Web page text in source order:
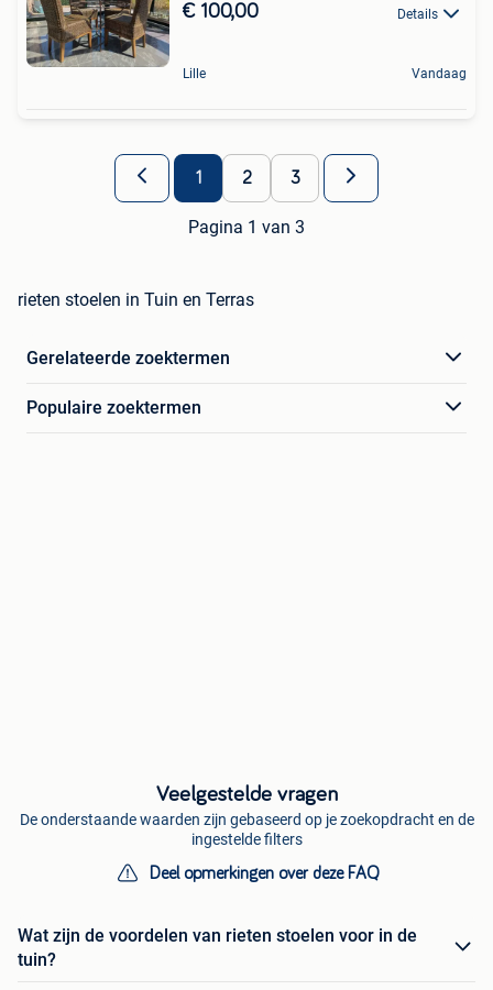
€ 100,00 Details
Lille Vandaag
1 2 3
Pagina 1 van 3
rieten stoelen in Tuin en Terras
Gerelateerde zoektermen
Populaire zoektermen
Veelgestelde vragen
De onderstaande waarden zijn gebaseerd op je zoekopdracht en de
ingestelde filters
Deel opmerkingen over deze FAQ
Wat zijn de voordelen van rieten stoelen voor in de
tuin?